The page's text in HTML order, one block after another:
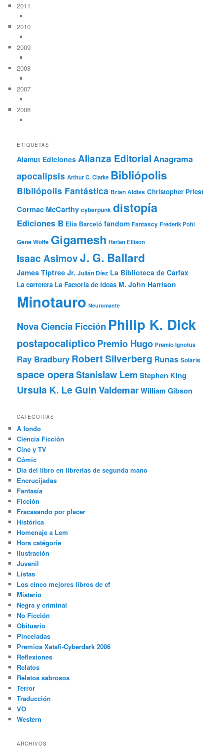
2011
2010
2009
2008
2007
2006
ETIQUETAS
Alamut Ediciones Alianza Editorial Anagrama
apocalipsis Arthur C. Clarke Bibliópolis
Bibliópolis Fantástica Brian Aldiss Christopher Priest
Cormac McCarthy cyberpunk distopía
Ediciones B Elia Barceló fandom Fantascy Frederik Pohl
Gene Wolfe Gigamesh Harlan Ellison
Isaac AsimovJ. G. Ballard
James Tiptree Jr. Julián Díez La Biblioteca de Carfax
La carretera La Factoría de Ideas M. John Harrison
Minotauro Neuromante
Nova Ciencia Ficción Philip K. Dick
postapocalípticoPremio Hugo Premio Ignotus
Ray Bradbury Robert Silverberg Runas Solaris
space operaStanislaw Lem Stephen King
Ursula K. Le GuinValdemarWilliam Gibson
CATEGORÍAS
A fondo
Ciencia Ficción
Cine y TV
Cómic
Día del libro en librerías de segunda mano
Encrucijadas
Fantasía
Ficción
Fracasando por placer
Histórica
Homenaje a Lem
Hors catégorie
Ilustración
Juvenil
Listas
Los cinco mejores libros de cf
Misterio
Negra y criminal
No Ficción
Obituario
Pinceladas
Premios Xatafi-Cyberdark 2006
Reflexiones
Relatos
Relatos sabrosos
Terror
Traducción
VO
Western
ARCHIVOS